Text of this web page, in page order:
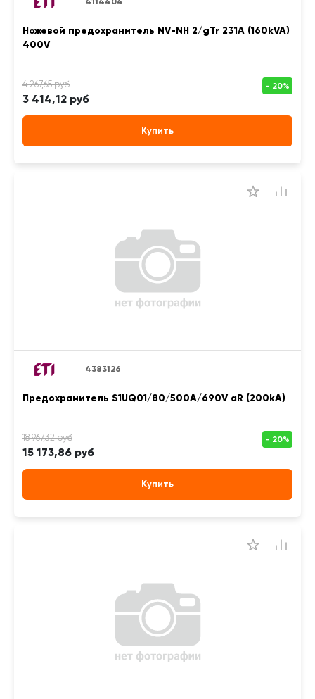
Ножевой предохранитель NV-NH 2/gTr 231A (160kVA)
400V
3 414,12 руб
Купить
4383126
Предохранитель S1UQ01/80/500A/690V aR (200kA)
15 173,86 руб
Купить